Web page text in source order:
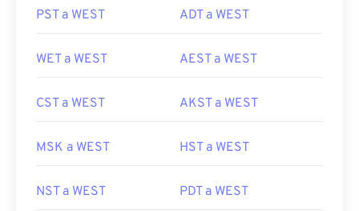
PST a WEST ADT a WEST
WET a WEST AEST a WEST
CST a WEST AKST a WEST
MSK a WEST HST a WEST
NST a WEST PDT a WEST